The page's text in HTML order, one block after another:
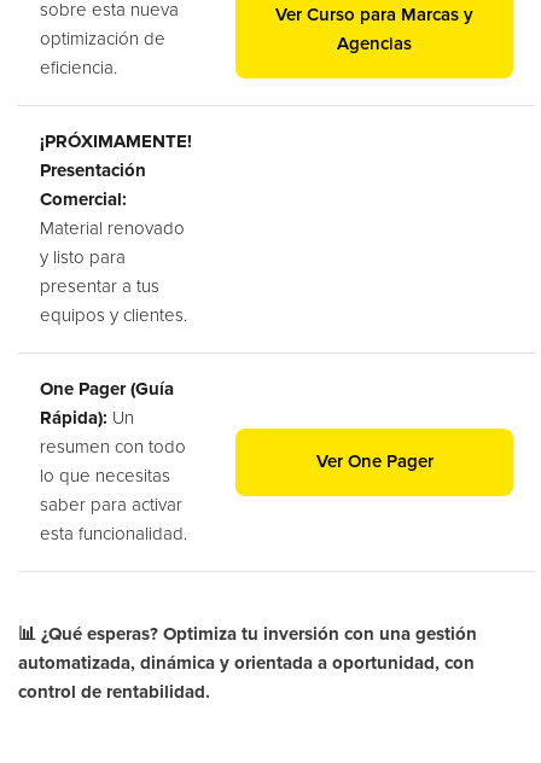
sobre esta nueva
optimización de
eficiencia.
Ver Curso para Marcas y
Agencias
¡PRÓXIMAMENTE!
Presentación
Comercial:
Material renovado
y listo para
presentar a tus
equipos y clientes.
One Pager (Guía
Rápida): Un
resumen con todo
lo que necesitas
saber para activar
esta funcionalidad.
Ver One Pager
📊 ¿Qué esperas? Optimiza tu inversión con una gestión
automatizada, dinámica y orientada a oportunidad, con
control de rentabilidad.